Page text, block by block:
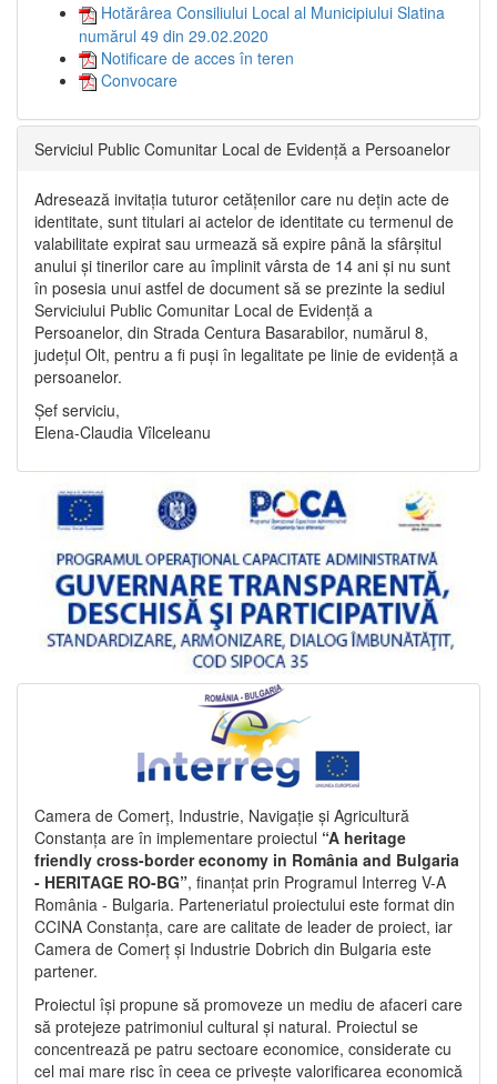
Hotărârea Consiliului Local al Municipiului Slatina
numărul 49 din 29.02.2020
Notificare de acces în teren
Convocare
Serviciul Public Comunitar Local de Evidență a Persoanelor
Adresează invitația tuturor cetățenilor care nu dețin acte de
identitate, sunt titulari ai actelor de identitate cu termenul de
valabilitate expirat sau urmează să expire până la sfârșitul
anului și tinerilor care au împlinit vârsta de 14 ani și nu sunt
în posesia unui astfel de document să se prezinte la sediul
Serviciului Public Comunitar Local de Evidență a
Persoanelor, din Strada Centura Basarabilor, numărul 8,
județul Olt, pentru a fi puși în legalitate pe linie de evidență a
persoanelor.
Șef serviciu,
Elena-Claudia Vîlceleanu
Camera de Comerț, Industrie, Navigație și Agricultură
Constanța are în implementare proiectul “A heritage
friendly cross-border economy in România and Bulgaria
- HERITAGE RO-BG”, finanțat prin Programul Interreg V-A
România - Bulgaria. Parteneriatul proiectului este format din
CCINA Constanța, care are calitate de leader de proiect, iar
Camera de Comerț și Industrie Dobrich din Bulgaria este
partener.
Proiectul își propune să promoveze un mediu de afaceri care
să protejeze patrimoniul cultural și natural. Proiectul se
concentrează pe patru sectoare economice, considerate cu
cel mai mare risc în ceea ce privește valorificarea economică